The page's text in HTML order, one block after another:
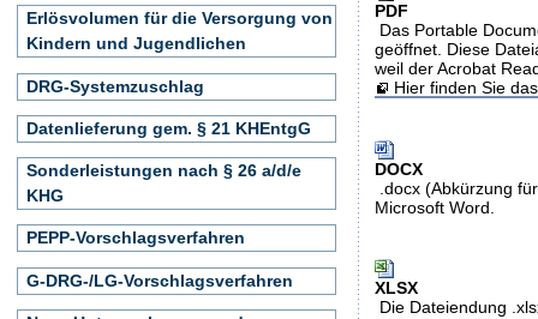
PDF
Das Portable
geöffnet. Diese
weil der Acrobat
Hier finden Sie
DOCX
.docx (Abkürzung
Microsoft Word.
XLSX
Die Dateiendung
Erlösvolumen für die Versorgung von
Kindern und Jugendlichen
DRG-Systemzuschlag
Datenlieferung gem. § 21 KHEntgG
Sonderleistungen nach § 26 a/d/e
KHG
PEPP-Vorschlagsverfahren
G-DRG-/LG-Vorschlagsverfahren